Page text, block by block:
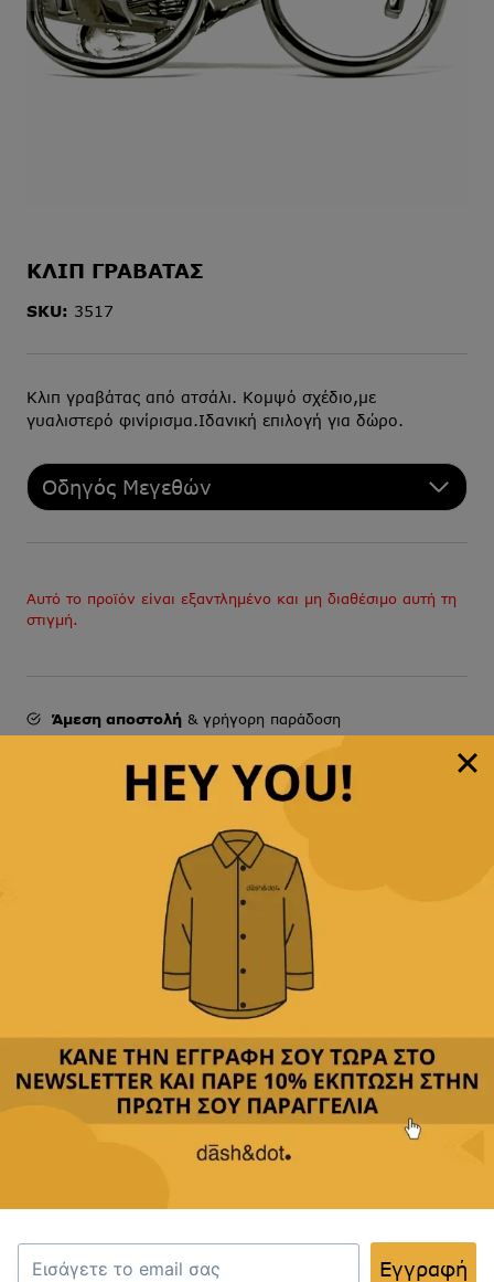
ΚΛΙΠ ΓΡΑΒΑΤΑΣ
SKU: 3517
Κλιπ γραβάτας από ατσάλι. Κομψό σχέδιο,με
γυαλιστερό φινίρισμα.Ιδανική επιλογή για δώρο.
Οδηγός Μεγεθών
Αυτό το προϊόν είναι εξαντλημένο και μη διαθέσιμο αυτή τη
στιγμή.
Άμεση αποστολή& γρήγορη παράδοση
όλες τις πιστωτικές & αντικαταβολή
Κριτικές(0)
Κριτικές
Δεν υπάρχουν κριτικές για το προϊόν.
product may write a review.
Εγγραφή